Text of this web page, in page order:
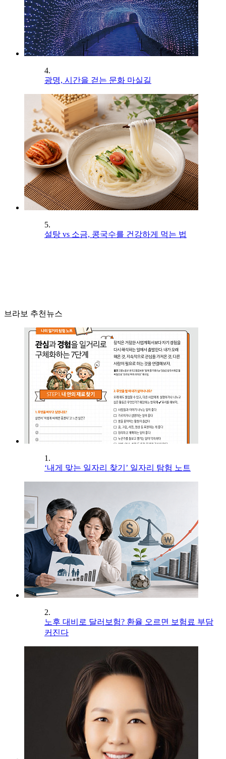
4.
광명, 시간을 걷는 문화 마실길
5.
설탕 vs 소금, 콩국수를 건강하게 먹는 법
브라보 추천뉴스
1.
‘내게 맞는 일자리 찾기’ 일자리 탐험 노트
2.
노후 대비로 달러보험? 환율 오르면 보험료 부담
커진다